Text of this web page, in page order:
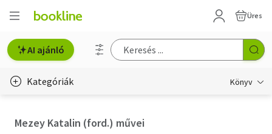
Üres
AI ajánló
Kategóriák Könyv
Mezey Katalin (ford.) művei